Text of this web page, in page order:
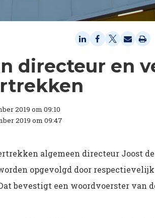
directeur en
2019 om 09:10
2019 om 09:47
algemeen directeur Joost
opgevolgd door
bevestigt een woordvoerster van